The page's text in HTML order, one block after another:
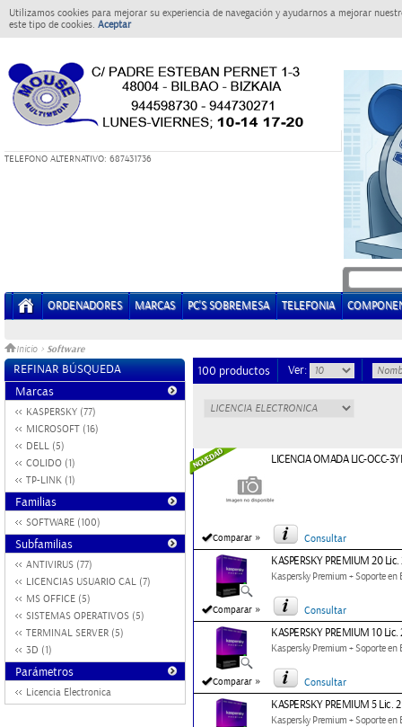
Utilizamos cookies para mejorar su experiencia de navegación y ayudarnos a mejorar
este tipo de cookies. Aceptar
TELEFONO ALTERNATIVO: 687431736
ORDENADORES MARCAS PC'S SOBREMESA TELEFONIA
Inicio > Software
REFINAR BÚSQUEDA
Marcas
KASPERSKY (77)
MICROSOFT (16)
DELL (5)
COLIDO (1)
TP-LINK (1)
Familias
SOFTWARE (100)
Subfamilias
ANTIVIRUS (77)
LICENCIAS USUARIO CAL (7)
MS OFFICE (5)
SISTEMAS OPERATIVOS (5)
TERMINAL SERVER (5)
3D (1)
Parámetros
Licencia Electronica
100 productos Ver:
Comparar »
LICENCIA OMADA LIC-OCC-
Consultar
Comparar »
KASPERSKY PREMIUM 20
Kaspersky Premium + Soporte
Consultar
Comparar »
KASPERSKY PREMIUM 10 Lic.
Kaspersky Premium + Soporte
Consultar
KASPERSKY PREMIUM 5 Lic.
Kaspersky Premium + Soporte